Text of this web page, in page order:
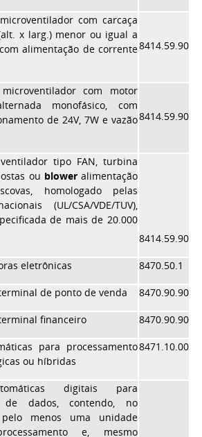
com carcaça
x larg.) menor ou igual a
alimentação de corrente8414.59.90
microventilador com motor
monofásico, com
de 24V, 7W e vazão8414.59.90
tipo FAN, turbina
ou bloweralimentação
homologado pelas
(UL/CSA/VDE/TUV),
de mais de 20.000
8414.59.90
eletrônicas 8470.50.1
de ponto de venda 8470.90.90
financeiro 8470.90.90
para processamento
ou híbridas
8471.10.00
digitais para
de dados, contendo, no
menos uma unidade
e, mesmo